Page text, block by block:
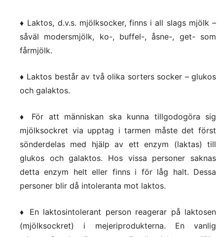
♦ Laktos, d.v.s. mjölksocker, finns i all slags mjölk –
såväl modersmjölk, ko-, buffel-, åsne-, get- som
fårmjölk.
♦ Laktos består av två olika sorters socker – glukos
och galaktos.
♦ För att människan ska kunna tillgodogöra sig
mjölksockret via upptag i tarmen måste det först
sönderdelas med hjälp av ett enzym (laktas) till
glukos och galaktos. Hos vissa personer saknas
detta enzym helt eller finns i för låg halt. Dessa
personer blir då intoleranta mot laktos.
♦ En laktosintolerant person reagerar på laktosen
(mjölksockret) i mejeriprodukterna. En vanlig